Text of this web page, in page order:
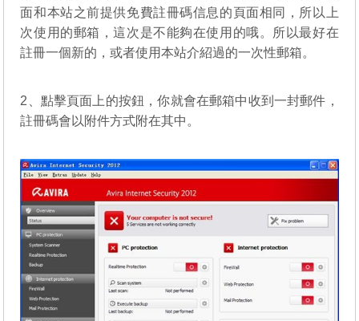
面和本站之前提供免費註冊碼信息的頁面相同，所以上
次使用的郵箱，這次是不能夠在使用的哦。所以最好在
註冊一個新的，或者使用本站介紹過的一次性郵箱。
2、點擊頁面上的按鈕，你就會在郵箱中收到一封郵件，
註冊碼會以附件方式附在其中。